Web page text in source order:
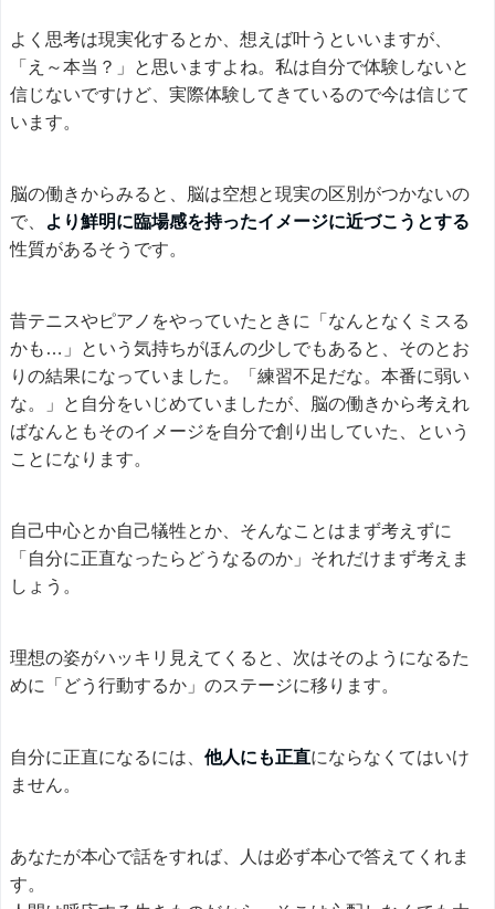
よく思考は現実化するとか、想えば叶うといいますが、
「え～本当？」と思いますよね。私は自分で体験しないと
信じないですけど、実際体験してきているので今は信じて
います。
脳の働きからみると、脳は空想と現実の区別がつかないの
で、
より鮮明に臨場感を持ったイメージに近づこうとする
性質があるそうです。
昔テニスやピアノをやっていたときに「なんとなくミスる
かも…」という気持ちがほんの少しでもあると、そのとお
りの結果になっていました。「練習不足だな。本番に弱い
な。」と自分をいじめていましたが、脳の働きから考えれ
ばなんともそのイメージを自分で創り出していた、という
ことになります。
自己中心とか自己犠牲とか、そんなことはまず考えずに
「自分に正直なったらどうなるのか」それだけまず考えま
しょう。
理想の姿がハッキリ見えてくると、次はそのようになるた
めに「どう行動するか」のステージに移ります。
自分に正直になるには、 他人にも正直にならなくてはいけ
ません。
あなたが本心で話をすれば、人は必ず本心で答えてくれま
す。